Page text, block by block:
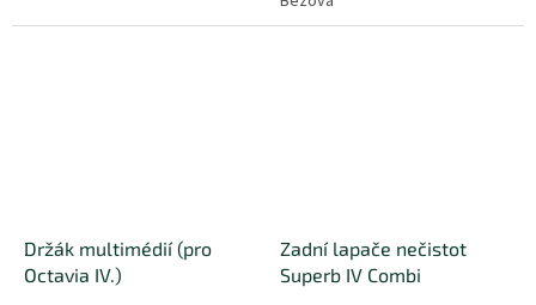
obaly, apod. v interiéru...
Držák multimédií (pro
Octavia IV.)
Zadní lapače nečistot
Superb IV Combi